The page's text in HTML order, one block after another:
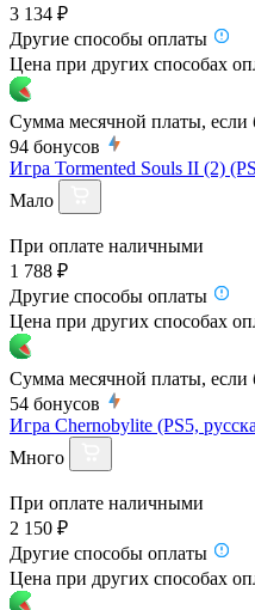
3 134 ₽
Другие способы оплаты
Цена при других способах
Сумма месячной платы, если
94 бонусов
Игра Tormented Souls II (2)
Мало
При оплате наличными
1 788 ₽
Другие способы оплаты
Цена при других способах
Сумма месячной платы, если
54 бонусов
Игра Chernobylite (PS5,
Много
При оплате наличными
2 150 ₽
Другие способы оплаты
Цена при других способах